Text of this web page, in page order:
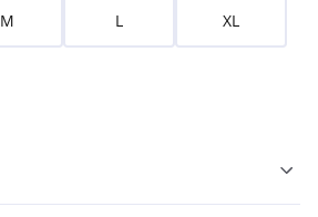
M L XL